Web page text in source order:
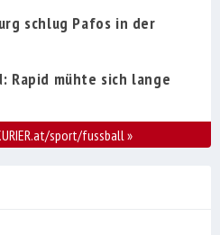
schlug Pafos in der
Rapid mühte sich lange
sport/fussball»